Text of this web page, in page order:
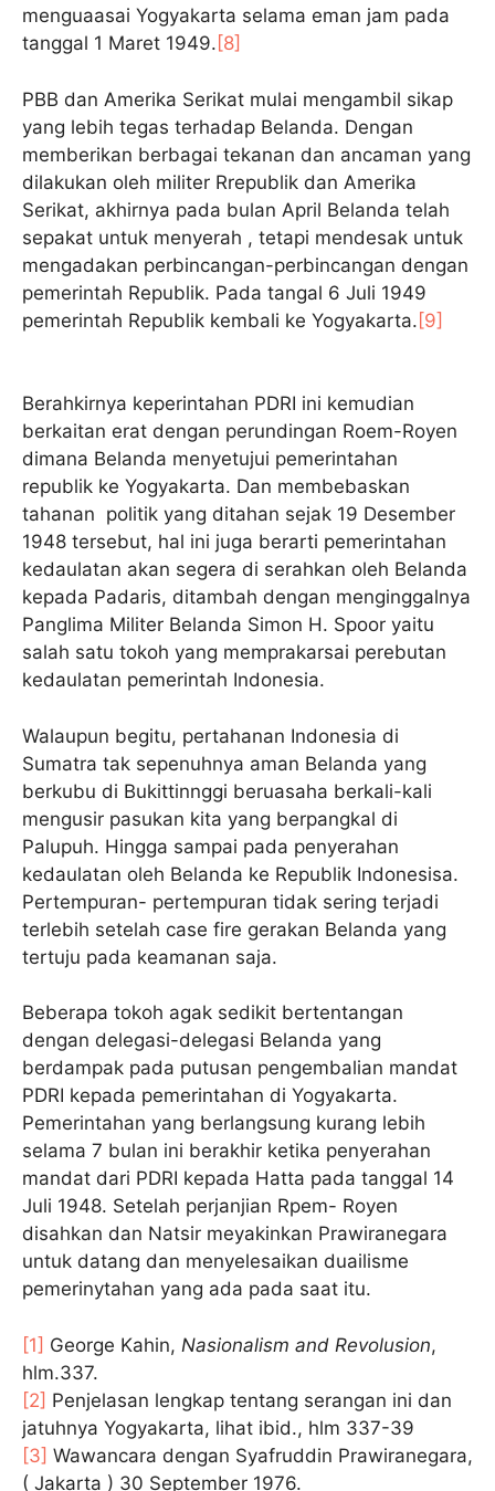
menguaasai Yogyakarta selama eman jam pada
tanggal 1 Maret 1949. [8]
PBB dan Amerika Serikat mulai mengambil sikap
yang lebih tegas terhadap Belanda. Dengan
memberikan berbagai tekanan dan ancaman yang
dilakukan oleh militer Rrepublik dan Amerika
Serikat, akhirnya pada bulan April Belanda telah
sepakat untuk menyerah , tetapi mendesak untuk
mengadakan perbincangan-perbincangan dengan
pemerintah Republik. Pada tangal 6 Juli 1949
pemerintah Republik kembali ke Yogyakarta. [9]
Berahkirnya keperintahan PDRI ini kemudian
berkaitan erat dengan perundingan Roem-Royen
dimana Belanda menyetujui pemerintahan
republik ke Yogyakarta. Dan membebaskan
tahanan politik yang ditahan sejak 19 Desember
1948 tersebut, hal ini juga berarti pemerintahan
kedaulatan akan segera di serahkan oleh Belanda
kepada Padaris, ditambah dengan menginggalnya
Panglima Militer Belanda Simon H. Spoor yaitu
salah satu tokoh yang memprakarsai perebutan
kedaulatan pemerintah Indonesia.
Walaupun begitu, pertahanan Indonesia di
Sumatra tak sepenuhnya aman Belanda yang
berkubu di Bukittinnggi beruasaha berkali-kali
mengusir pasukan kita yang berpangkal di
Palupuh. Hingga sampai pada penyerahan
kedaulatan oleh Belanda ke Republik Indonesisa.
Pertempuran- pertempuran tidak sering terjadi
terlebih setelah case fire gerakan Belanda yang
tertuju pada keamanan saja.
Beberapa tokoh agak sedikit bertentangan
dengan delegasi-delegasi Belanda yang
berdampak pada putusan pengembalian mandat
PDRI kepada pemerintahan di Yogyakarta.
Pemerintahan yang berlangsung kurang lebih
selama 7 bulan ini berakhir ketika penyerahan
mandat dari PDRI kepada Hatta pada tanggal 14
Juli 1948. Setelah perjanjian Rpem- Royen
disahkan dan Natsir meyakinkan Prawiranegara
untuk datang dan menyelesaikan duailisme
pemerinytahan yang ada pada saat itu.
[1] George Kahin, Nasionalism and Revolusion,
hlm.337.
[2] Penjelasan lengkap tentang serangan ini dan
jatuhnya Yogyakarta, lihat ibid., hlm 337-39
[3] Wawancara dengan Syafruddin Prawiranegara,
( Jakarta ) 30 September 1976.